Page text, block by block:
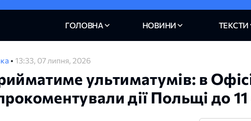
ГОЛОВНА НОВИНИ ТЕКСТИ
• 13:33, 07 липня, 2026
ультиматумів: в
дії Польщі до